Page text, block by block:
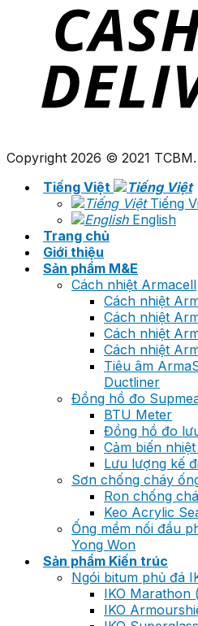
Copyright 2026 © 2021
Tiếng Việt
Tiếng
English
Trang chủ
Giới thiệu
Sản phẩm M&E
Cách nhiệt Armacell
Cách nhiệt
Cách nhiệt
Cách nhiệt
Cách nhiệt
Tiêu âm
Ductliner
Đồng hồ đo
BTU Meter
Đồng hồ đo
Cảm biến
Lưu lượng kế
Sơn chống cháy
Ron chống
Keo Acrylic
Ống mềm nối đầu
Yong Won
Sản phẩm Kiến trúc
Ngói bitum phủ đá
IKO Marathon
IKO